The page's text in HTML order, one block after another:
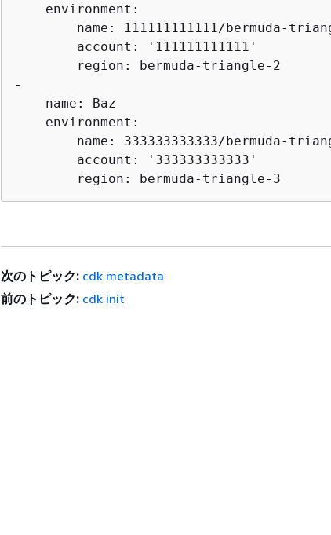
    environment:
name: 111111111111/bermuda-
        account: '111111111111'
        region: bermuda-triangle-2
-
    name: Baz
    environment:
name: 333333333333/bermuda-
        account: '333333333333'
        region: bermuda-triangle-3
次のトピック: cdk metadata
前のトピック: cdk init